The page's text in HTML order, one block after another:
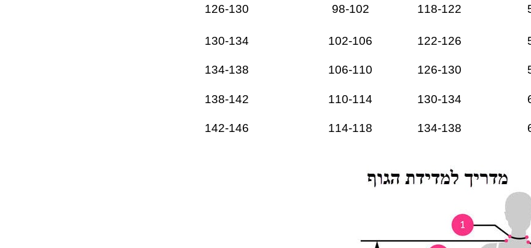
118-122
98-102
126-130
122-126
102-106
130-134
126-130
106-110
134-138
130-134
110-114
138-142
134-138
114-118
142-146